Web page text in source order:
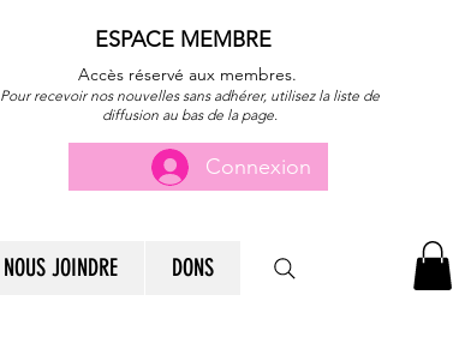
ESPACE MEMBRE
Accès réservé aux membres.
Pour recevoir nos nouvelles sans adhérer, utilisez la liste de
diffusion au bas de la page.
Connexion
NOUS JOINDRE DONS